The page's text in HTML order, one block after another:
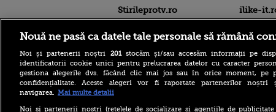
Stirileprotv.ro ilike-
Nouă ne pasă ca datele tale personale să rămână
Noi și partenerii noștri 201stocăm și/sau accesăm informații pe
identificatorii cookie unici pentru prelucrarea datelor cu caracter
gestiona alegerile dvs. făcând clic mai jos sau în orice moment, pe
confidențialitate. Aceste alegeri vor fi raportate partenerilor
navigarea. Mai multe detalii
Noi si partenerii nostri (retelele de socializare si agentiile de